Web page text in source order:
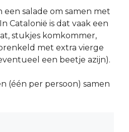
een salade om samen met
Catalonië is dat vaak een
stukjes komkommer,
met extra vierge
een beetje azijn).
(één per persoon) samen